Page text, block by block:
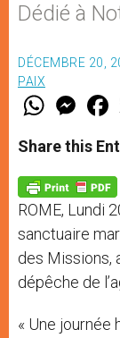
Dédié à
DÉCEMBRE 20,
PAIX
W
t
s
p
p
M
e
s
e
g
e
r
a
e
b
o
k
Share this
ROME, Lundi
sanctuaire
des Missions,
dépêche de
« Une journée